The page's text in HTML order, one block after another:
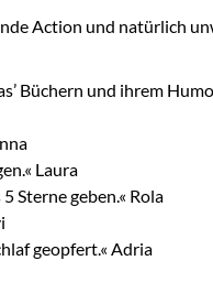
Action und natürlich
Büchern und ihrem
Laura
Sterne geben.« Rola
geopfert.« Adria